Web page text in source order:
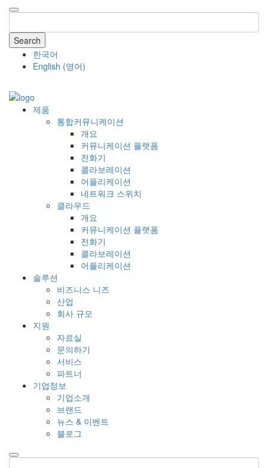
Search
한국어
English (영어)
제품
통합커뮤니케이션
개요
커뮤니케이션 플랫폼
전화기
콜라보레이션
어플리케이션
네트워크 스위치
클라우드
개요
커뮤니케이션 플랫폼
전화기
콜라보레이션
어플리케이션
솔루션
비즈니스 니즈
산업
회사 규모
지원
자료실
문의하기
서비스
파트너
기업정보
기업소개
브랜드
뉴스 & 이벤트
블로그